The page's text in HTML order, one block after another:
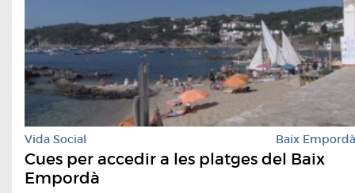
Vida Social Baix Empordà
Cues per accedir a les platges del Baix
Empordà